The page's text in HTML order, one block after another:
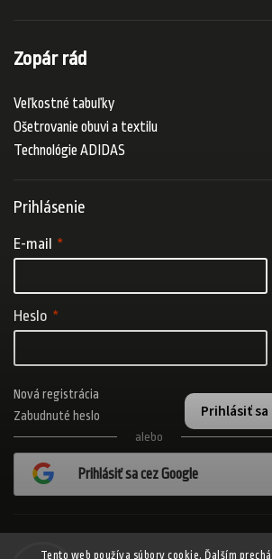
Tento web používa súbory cookie. Ďalším
Zopár rád
Veľkostné tabuľky
Ošetrovanie obuvi a textilu
Technológie ADIDAS
Prihlásenie
E-mail
Heslo
Prihlásiť sa
Nová registrácia
Zabudnuté heslo
alebo
Prihlásiť sa cez Google